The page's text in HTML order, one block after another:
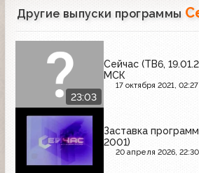
Другие выпуски программы
23:03
Сейчас (ТВ6,
МСК
17 октября 2021, 02:27
Заставка
2001)
20 апреля 2026, 22:30